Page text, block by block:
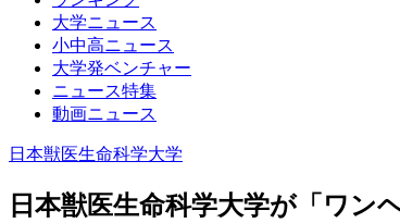
大学ニュース
小中高ニュース
大学発ベンチャー
ニュース特集
動画ニュース
日本獣医生命科学大学
日本獣医生命科学大学が「ワン